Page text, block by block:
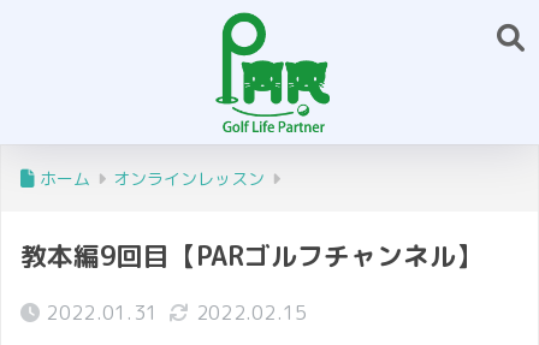
ホーム オンラインレッスン
教本編9回目【PARゴルフチャンネル】
2022.01.31 2022.02.15